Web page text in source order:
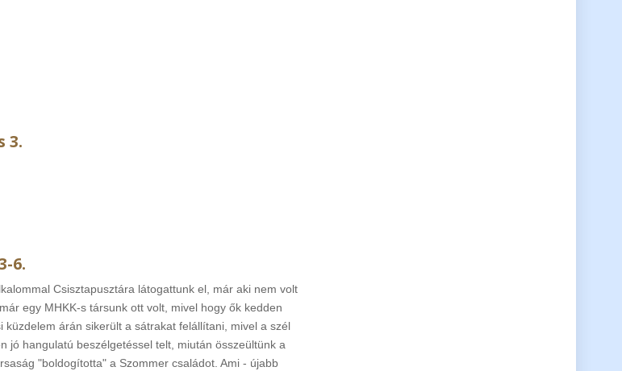
3.
6.
Csisztapusztára látogattunk el, már aki nem volt
egy MHKK-s társunk ott volt, mivel hogy ők kedden
árán sikerült a sátrakat felállítani, mivel a szél
jó hangulatú beszélgetéssel telt, miután összeültünk a
"boldogította" a Szommer családot. Ami - újabb